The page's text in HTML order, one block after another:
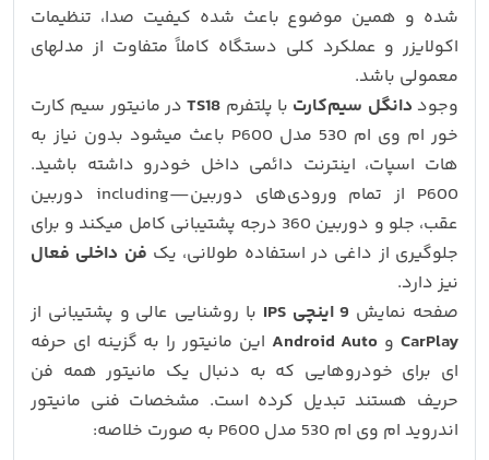
شده و همین موضوع باعث شده کیفیت صدا، تنظیمات
اکولایزر و عملکرد کلی دستگاه کاملاً متفاوت از مدلهای
معمولی باشد.
وجود دانگل سیم‌کارت با پلتفرم TS18در مانیتور سیم کارت
خور ام وی ام 530 مدل P600 باعث میشود بدون نیاز به
هات‌ اسپات، اینترنت دائمی داخل خودرو داشته باشید.
P600 از تمام ورودی‌های دوربین—including دوربین
عقب، جلو و دوربین 360 درجه پشتیبانی کامل میکند و برای
جلوگیری از داغی در استفاده طولانی، یک فن داخلی فعال
نیز دارد.
صفحه‌ نمایش 9 اینچی IPS
با روشنایی عالی و پشتیبانی از
CarPlayو Android Auto این مانیتور را به گزینه‌ ای حرفه‌
ای برای خودروهایی که به دنبال یک مانیتور همه‌ فن‌
حریف هستند تبدیل کرده است. مشخصات فنی مانیتور
اندروید ام وی ام 530 مدل P600 به صورت خلاصه: